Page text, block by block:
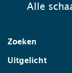
Alle
Zoeken
Uitgelicht